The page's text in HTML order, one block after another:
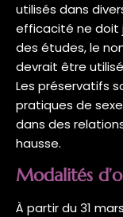
utilisés dans
efficacité ne doit
des études, le
devrait être
Les préservatifs
pratiques de
dans des
hausse.
Modalités
À partir du 31